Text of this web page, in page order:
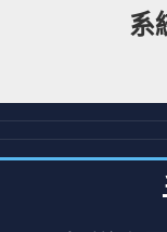
系